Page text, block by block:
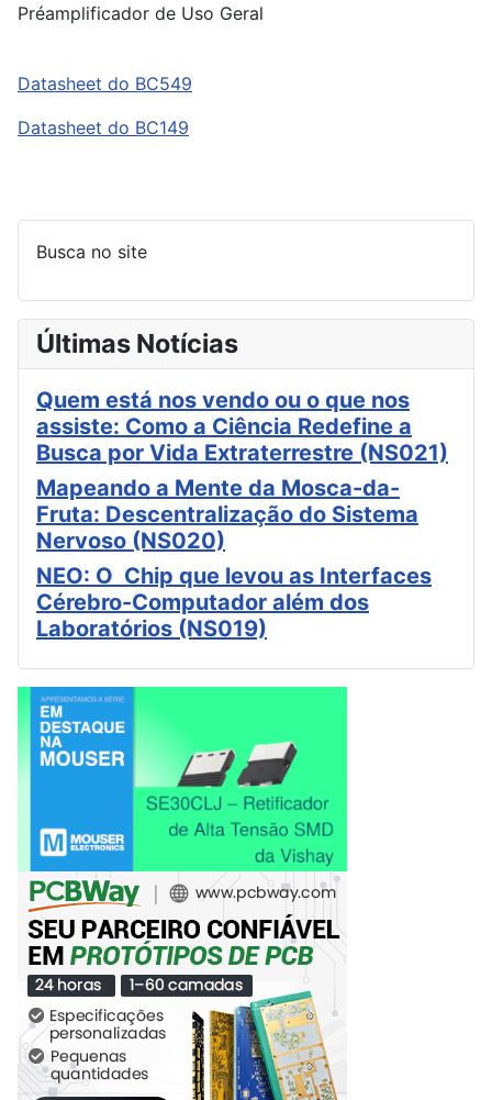
Préamplificador de Uso Geral
Datasheet do BC549
Datasheet do BC149
Busca no site
Últimas Notícias
Quem está nos vendo ou o que nos
assiste: Como a Ciência Redefine a
Busca por Vida Extraterrestre (NS021)
Mapeando a Mente da Mosca-da-
Fruta: Descentralização do Sistema
Nervoso (NS020)
NEO: O Chip que levou as Interfaces
Cérebro-Computador além dos
Laboratórios (NS019)